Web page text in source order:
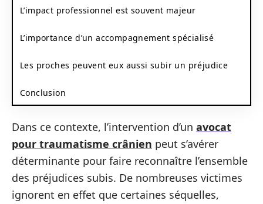
L’impact professionnel est souvent majeur
L’importance d’un accompagnement spécialisé
Les proches peuvent eux aussi subir un préjudice
Conclusion
Dans ce contexte, l’intervention d’un avocat
pour traumatisme crânien peut s’avérer
déterminante pour faire reconnaître l’ensemble
des préjudices subis. De nombreuses victimes
ignorent en effet que certaines séquelles,